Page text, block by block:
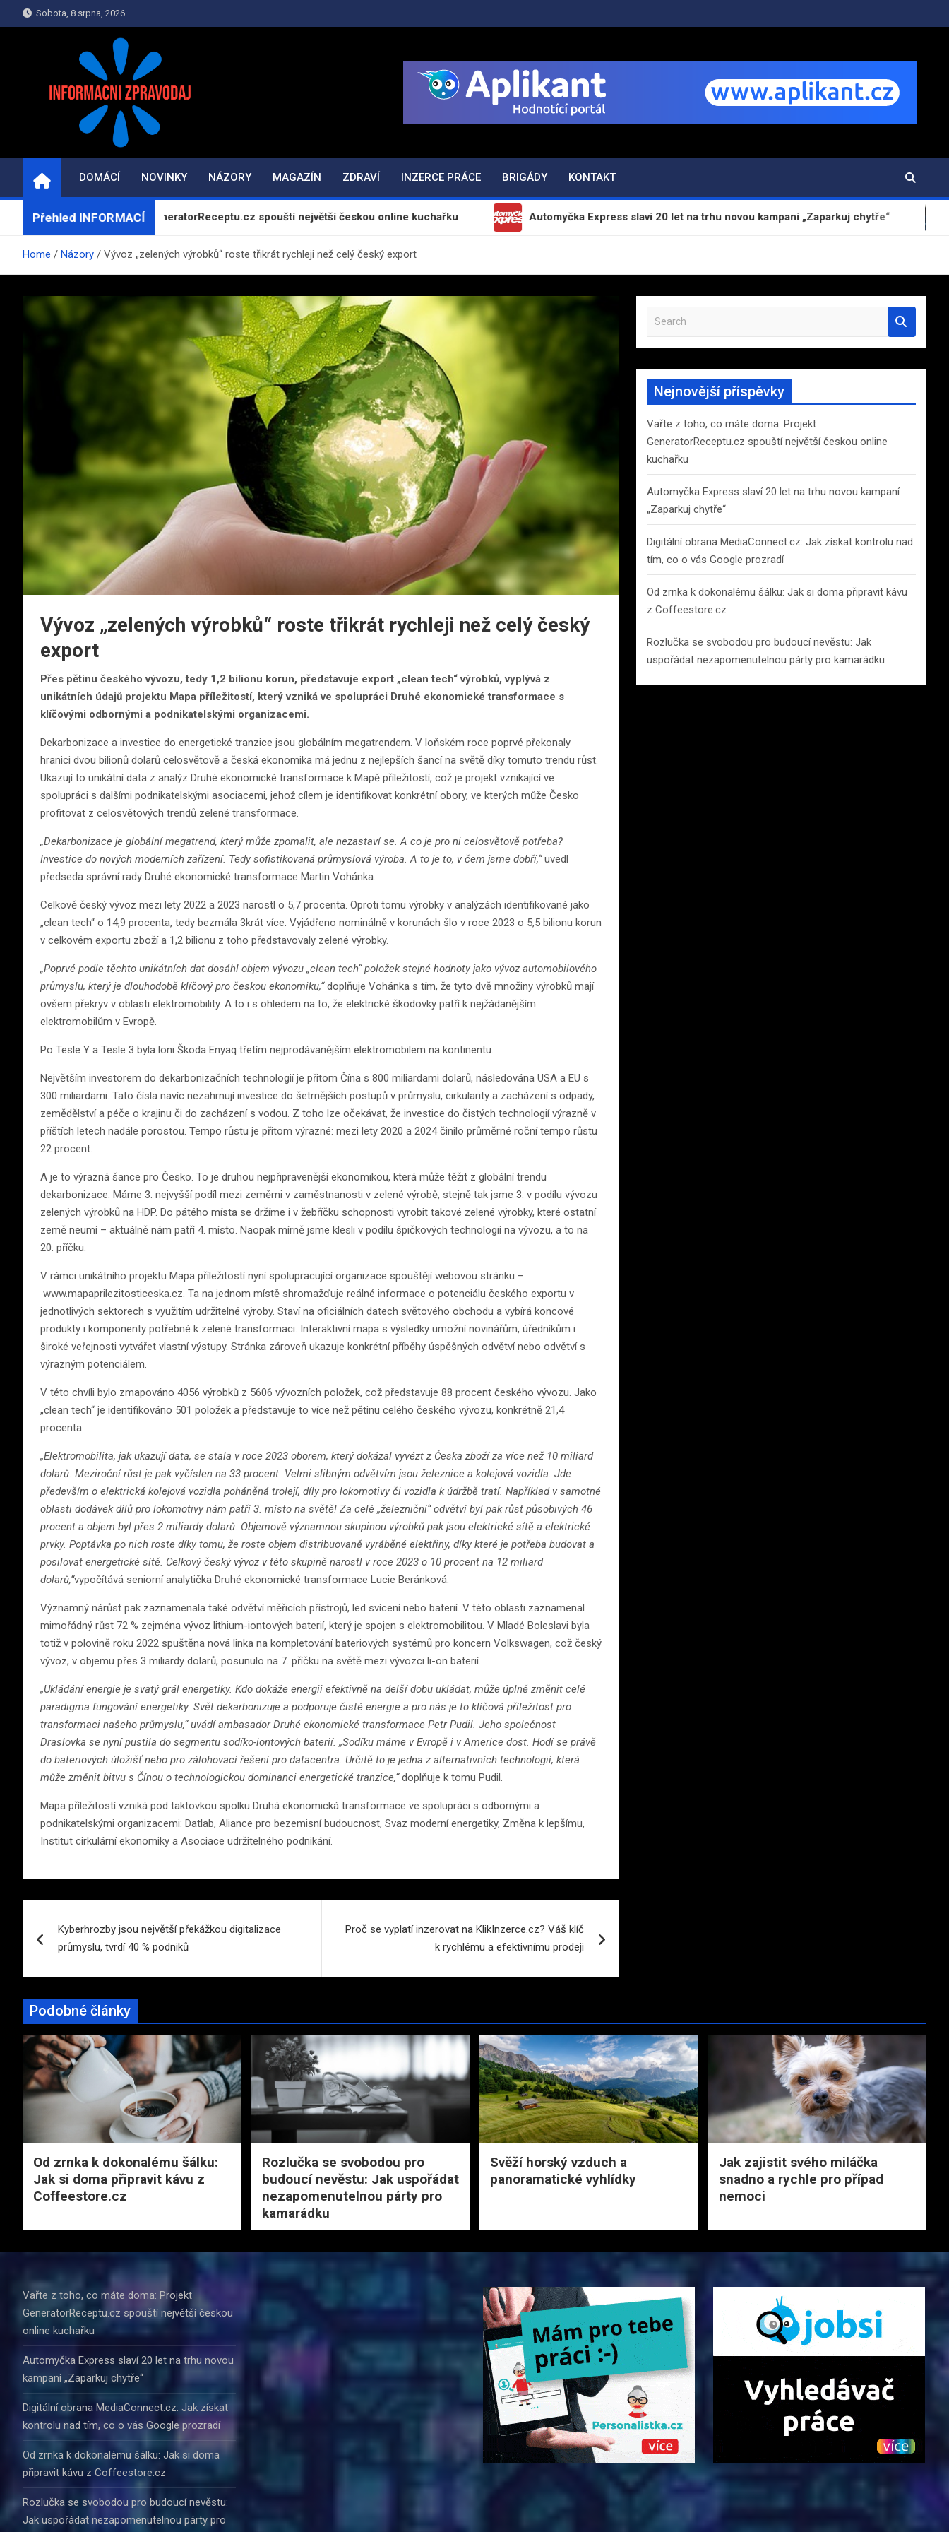
to
Sobota, 8 srpna, 2026
INFORMAČNÍ-ZPRAVODAJ.CZ
Informace a zpravodajství on-line
DOMÁCÍ
NOVINKY NÁZORY MAGAZÍN ZDRAVÍ INZERCE PRÁCE BRIGÁDY KONTAKT
Přehled INFORMACÍ
doma: Projekt GeneratorReceptu.cz spouští největší českou online kuchařku Automyčka Express slaví 20 let na trhu novou kampaní „Zaparkuj chytře“ Digitální
Home Názory Vývoz „zelených výrobků“ roste třikrát rychleji než celý český export
Vývoz „zelených výrobků“ roste třikrát rychleji než celý český
export
Přes pětinu českého vývozu, tedy 1,2 bilionu korun, představuje export „clean tech“ výrobků, vyplývá z
unikátních údajů projektu Mapa příležitostí, který vzniká ve spolupráci Druhé ekonomické transformace s
klíčovými odbornými a podnikatelskými organizacemi.
Dekarbonizace a investice do energetické tranzice jsou globálním megatrendem. V loňském roce poprvé překonaly
hranici dvou bilionů dolarů celosvětově a česká ekonomika má jednu z nejlepších šancí na světě díky tomuto trendu růst.
Ukazují to unikátní data z analýz Druhé ekonomické transformace k Mapě příležitostí, což je projekt vznikající ve
spolupráci s dalšími podnikatelskými asociacemi, jehož cílem je identifikovat konkrétní obory, ve kterých může Česko
profitovat z celosvětových trendů zelené transformace.
„Dekarbonizace je globální megatrend, který může zpomalit, ale nezastaví se. A co je pro ni celosvětově potřeba?
Investice do nových moderních zařízení. Tedy sofistikovaná průmyslová výroba. A to je to, v čem jsme dobří,“uvedl
předseda správní rady Druhé ekonomické transformace Martin Vohánka.
Celkově český vývoz mezi lety 2022 a 2023 narostl o 5,7 procenta. Oproti tomu výrobky v analýzách identifikované jako
„clean tech“ o 14,9 procenta, tedy bezmála 3krát více. Vyjádřeno nominálně v korunách šlo v roce 2023 o 5,5 bilionu korun
v celkovém exportu zboží a 1,2 bilionu z toho představovaly zelené výrobky.
„Poprvé podle těchto unikátních dat dosáhl objem vývozu „clean tech“ položek stejné hodnoty jako vývoz automobilového
průmyslu, který je dlouhodobě klíčový pro českou ekonomiku,“doplňuje Vohánka s tím, že tyto dvě množiny výrobků mají
ovšem překryv v oblasti elektromobility. A to i s ohledem na to, že elektrické škodovky patří k nejžádanějším
elektromobilům v Evropě.
Po Tesle Y a Tesle 3 byla loni Škoda Enyaq třetím nejprodávanějším elektromobilem na kontinentu.
Největším investorem do dekarbonizačních technologií je přitom Čína s 800 miliardami dolarů, následována USA a EU s
300 miliardami. Tato čísla navíc nezahrnují investice do šetrnějších postupů v průmyslu, cirkularity a zacházení s odpady,
zemědělství a péče o krajinu či do zacházení s vodou. Z toho lze očekávat, že investice do čistých technologií výrazně v
příštích letech nadále porostou. Tempo růstu je přitom výrazné: mezi lety 2020 a 2024 činilo průměrné roční tempo růstu
22 procent.
A je to výrazná šance pro Česko. To je druhou nejpřipravenější ekonomikou, která může těžit z globální trendu
dekarbonizace. Máme 3. nejvyšší podíl mezi zeměmi v zaměstnanosti v zelené výrobě, stejně tak jsme 3. v podílu vývozu
zelených výrobků na HDP. Do pátého místa se držíme i v žebříčku schopnosti vyrobit takové zelené výrobky, které ostatní
země neumí – aktuálně nám patří 4. místo. Naopak mírně jsme klesli v podílu špičkových technologií na vývozu, a to na
20. příčku.
V rámci unikátního projektu Mapa příležitostí nyní spolupracující organizace spouštějí webovou stránku –
www.mapaprilezitosticeska.cz. Ta na jednom místě shromažďuje reálné informace o potenciálu českého exportu v
jednotlivých sektorech s využitím udržitelné výroby. Staví na oficiálních datech světového obchodu a vybírá koncové
produkty i komponenty potřebné k zelené transformaci. Interaktivní mapa s výsledky umožní novinářům, úředníkům i
široké veřejnosti vytvářet vlastní výstupy. Stránka zároveň ukazuje konkrétní příběhy úspěšných odvětví nebo odvětví s
výrazným potenciálem.
V této chvíli bylo zmapováno 4056 výrobků z 5606 vývozních položek, což představuje 88 procent českého vývozu. Jako
„clean tech“ je identifikováno 501 položek a představuje to více než pětinu celého českého vývozu, konkrétně 21,4
procenta.
„Elektromobilita, jak ukazují data, se stala v roce 2023 oborem, který dokázal vyvézt z Česka zboží za více než 10 miliard
dolarů. Meziroční růst je pak vyčíslen na 33 procent. Velmi slibným odvětvím jsou železnice a kolejová vozidla. Jde
především o elektrická kolejová vozidla poháněná trolejí, díly pro lokomotivy či vozidla k údržbě tratí. Například v samotné
oblasti dodávek dílů pro lokomotivy nám patří 3. místo na světě! Za celé „železniční“ odvětví byl pak růst působivých 46
procent a objem byl přes 2 miliardy dolarů. Objemově významnou skupinou výrobků pak jsou elektrické sítě a elektrické
prvky. Poptávka po nich roste díky tomu, že roste objem distribuovaně vyráběné elektřiny, díky které je potřeba budovat a
posilovat energetické sítě. Celkový český vývoz v této skupině narostl v roce 2023 o 10 procent na 12 miliard
dolarů,“vypočítává seniorní analytička Druhé ekonomické transformace Lucie Beránková.
Významný nárůst pak zaznamenala také odvětví měřicích přístrojů, led svícení nebo baterií. V této oblasti zaznamenal
mimořádný růst 72 % zejména vývoz lithium-iontových baterií, který je spojen s elektromobilitou. V Mladé Boleslavi byla
totiž v polovině roku 2022 spuštěna nová linka na kompletování bateriových systémů pro koncern Volkswagen, což český
vývoz, v objemu přes 3 miliardy dolarů, posunulo na 7. příčku na světě mezi vývozci li-on baterií.
„Ukládání energie je svatý grál energetiky. Kdo dokáže energii efektivně na delší dobu ukládat, může úplně změnit celé
paradigma fungování energetiky. Svět dekarbonizuje a podporuje čisté energie a pro nás je to klíčová příležitost pro
transformaci našeho průmyslu,“ uvádí ambasador Druhé ekonomické transformace Petr Pudil. Jeho společnost
Draslovka se nyní pustila do segmentu sodíko-iontových baterií. „Sodíku máme v Evropě i v Americe dost. Hodí se právě
do bateriových úložišť nebo pro zálohovací řešení pro datacentra. Určitě to je jedna z alternativních technologií, která
může změnit bitvu s Čínou o technologickou dominanci energetické tranzice,“doplňuje k tomu Pudil.
Mapa příležitostí vzniká pod taktovkou spolku Druhá ekonomická transformace ve spolupráci s odbornými a
podnikatelskými organizacemi: Datlab, Aliance pro bezemisní budoucnost, Svaz moderní energetiky, Změna k lepšímu,
Institut cirkulární ekonomiky a Asociace udržitelného podnikání.
pro
příspěvek
Kyberhrozby jsou největší překážkou digitalizace
průmyslu, tvrdí 40 % podniků
Proč se vyplatí inzerovat na KlikInzerce.cz? Váš klíč
k rychlému a efektivnímu prodeji
a
r
h
Nejnovější příspěvky
Vařte z toho, co máte doma: Projekt
GeneratorReceptu.cz spouští největší českou online
kuchařku
Automyčka Express slaví 20 let na trhu novou kampaní
„Zaparkuj chytře“
Digitální obrana MediaConnect.cz: Jak získat kontrolu nad
tím, co o vás Google prozradí
Od zrnka k dokonalému šálku: Jak si doma připravit kávu
z Coffeestore.cz
Rozlučka se svobodou pro budoucí nevěstu: Jak
uspořádat nezapomenutelnou párty pro kamarádku
Podobné články
Od zrnka k dokonalému šálku:
Jak si doma připravit kávu z
Coffeestore.cz
Rozlučka se svobodou pro
budoucí nevěstu: Jak uspořádat
nezapomenutelnou párty pro
kamarádku
Svěží horský vzduch a
panoramatické vyhlídky
Jak zajistit svého miláčka
snadno a rychle pro případ
nemoci
Vařte z toho, co máte doma: Projekt
GeneratorReceptu.cz spouští největší českou
online kuchařku
Automyčka Express slaví 20 let na trhu novou
kampaní „Zaparkuj chytře“
Digitální obrana MediaConnect.cz: Jak získat
kontrolu nad tím, co o vás Google prozradí
Od zrnka k dokonalému šálku: Jak si doma
připravit kávu z Coffeestore.cz
Rozlučka se svobodou pro budoucí nevěstu:
Jak uspořádat nezapomenutelnou párty pro